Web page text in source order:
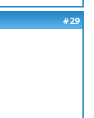
#29